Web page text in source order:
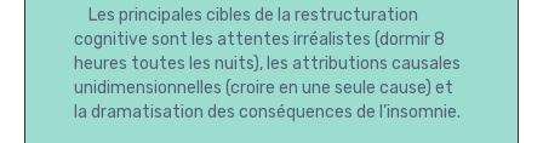
Les principales cibles de la restructuration
cognitive sont les attentes irréalistes (dormir 8
heures toutes les nuits), les attributions causales
unidimensionnelles (croire en une seule cause) et
la dramatisation des conséquences de l’insomnie.